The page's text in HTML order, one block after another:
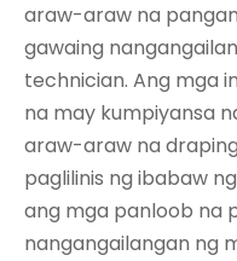
araw-araw na
gawaing
technician. Ang mga
na may kumpiyansa
araw-araw na
paglilinis ng ibabaw
ang mga panloob na
nangangailangan ng